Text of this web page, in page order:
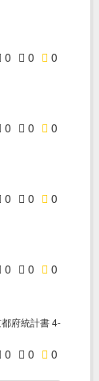
0 0 0
0 0 0
0 0 0
0 0 0
府統計書 4-
0 0 0